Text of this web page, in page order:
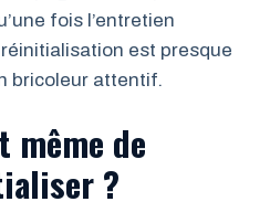
fois l’entretien
est presque
bricoleur attentif.
même de
?